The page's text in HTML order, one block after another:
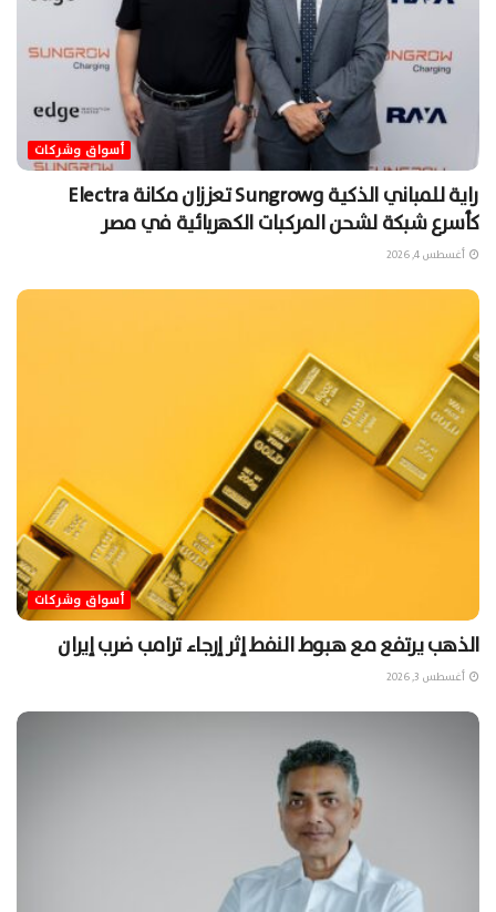
أسواق وشركات
راية للمباني الذكية وSungrow تعززان مكانة Electra
كأسرع شبكة لشحن المركبات الكهربائية في مصر
أغسطس 4, 2026
أسواق وشركات
الذهب يرتفع مع هبوط النفط إثر إرجاء ترامب ضرب إيران
أغسطس 3, 2026